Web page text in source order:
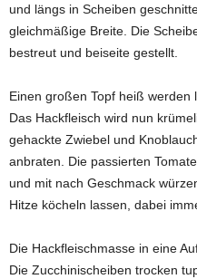
und längs in Scheiben
gleichmäßige Breite. Die
bestreut und beiseite gestellt.
Einen großen Topf heiß werden
Das Hackfleisch wird nun
gehackte Zwiebel und
anbraten. Die passierten
und mit nach Geschmack
Hitze köcheln lassen, dabei
Die Hackfleischmasse in eine
Die Zucchinischeiben trocken